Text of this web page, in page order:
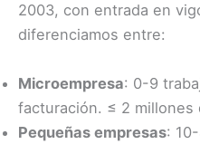
2003, con entrada en
diferenciamos entre:
Microempresa: 0-9
facturación. ≤ 2 millones
Pequeñas empresas: